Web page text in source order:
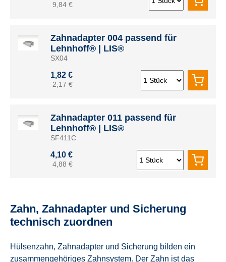
9,84 €
Zahnadapter 004 passend für
Lehnhoff® | LIS®
SX04
1,82 €
2,17 €
Zahnadapter 011 passend für
Lehnhoff® | LIS®
SF411C
4,10 €
4,88 €
Zahn, Zahnadapter und Sicherung
technisch zuordnen
Hülsenzahn, Zahnadapter und Sicherung bilden ein
zusammengehöriges Zahnsystem. Der Zahn ist das